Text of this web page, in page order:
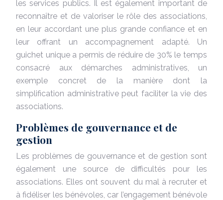
les services publics. Il est également important de
reconnaître et de valoriser le rôle des associations,
en leur accordant une plus grande confiance et en
leur offrant un accompagnement adapté. Un
guichet unique a permis de réduire de 30% le temps
consacré aux démarches administratives, un
exemple concret de la manière dont la
simplification administrative peut faciliter la vie des
associations.
Problèmes de gouvernance et de
gestion
Les problèmes de gouvernance et de gestion sont
également une source de difficultés pour les
associations. Elles ont souvent du mal à recruter et
à fidéliser les bénévoles, car l’engagement bénévole